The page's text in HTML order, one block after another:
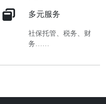
多元服务
社保托管、税务、财
务……